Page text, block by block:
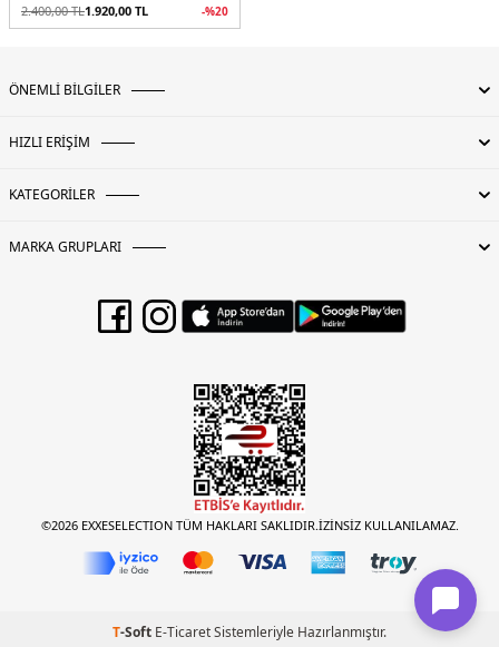
2.400,00TL1.920,00 TL -%20
ÖNEMLİ BİLGİLER
HIZLI ERİŞİM
KATEGORİLER
MARKA GRUPLARI
©2026 EXXESELECTION TÜM HAKLARI SAKLIDIR.İZİNSİZ KULLANILAMAZ.
T-Soft E-TicaretSistemleriyle Hazırlanmıştır.